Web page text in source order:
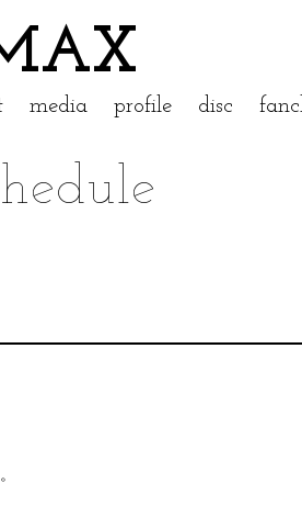
media profile disc